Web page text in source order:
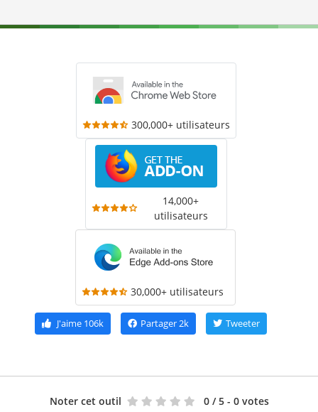
300,000+ utilisateurs
14,000+
utilisateurs
30,000+ utilisateurs
J'aime106k Partager2k Tweeter
Noter cet outil 0 / 5 - 0 votes